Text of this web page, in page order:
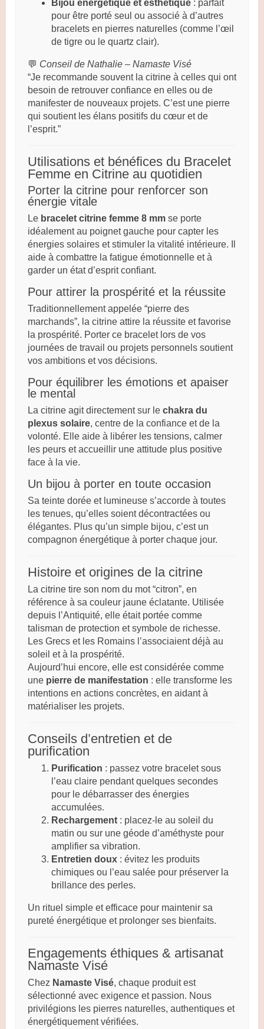
Bijou énergétique et esthétique : parfait
pour être porté seul ou associé à d’autres
bracelets en pierres naturelles (comme l’œil
de tigre ou le quartz clair).
💬 Conseil de Nathalie – Namaste Visé
“Je recommande souvent la citrine à celles qui ont
besoin de retrouver confiance en elles ou de
manifester de nouveaux projets. C’est une pierre
qui soutient les élans positifs du cœur et de
l’esprit.”
Utilisations et bénéfices du Bracelet
Femme en Citrine au quotidien
Porter la citrine pour renforcer son
énergie vitale
Le bracelet citrine femme 8 mm se porte
idéalement au poignet gauche pour capter les
énergies solaires et stimuler la vitalité intérieure. Il
aide à combattre la fatigue émotionnelle et à
garder un état d’esprit confiant.
Pour attirer la prospérité et la réussite
Traditionnellement appelée “pierre des
marchands”, la citrine attire la réussite et favorise
la prospérité. Porter ce bracelet lors de vos
journées de travail ou projets personnels soutient
vos ambitions et vos décisions.
Pour équilibrer les émotions et apaiser
le mental
La citrine agit directement sur le chakra du
plexus solaire, centre de la confiance et de la
volonté. Elle aide à libérer les tensions, calmer
les peurs et accueillir une attitude plus positive
face à la vie.
Un bijou à porter en toute occasion
Sa teinte dorée et lumineuse s’accorde à toutes
les tenues, qu’elles soient décontractées ou
élégantes. Plus qu’un simple bijou, c’est un
compagnon énergétique à porter chaque jour.
Histoire et origines de la citrine
La citrine tire son nom du mot “citron”, en
référence à sa couleur jaune éclatante. Utilisée
depuis l’Antiquité, elle était portée comme
talisman de protection et symbole de richesse.
Les Grecs et les Romains l’associaient déjà au
soleil et à la prospérité.
Aujourd’hui encore, elle est considérée comme
une pierre de manifestation : elle transforme les
intentions en actions concrètes, en aidant à
matérialiser les projets.
Conseils d’entretien et de
purification
Purification : passez votre bracelet sous
l’eau claire pendant quelques secondes
pour le débarrasser des énergies
accumulées.
Rechargement : placez-le au soleil du
matin ou sur une géode d’améthyste pour
amplifier sa vibration.
Entretien doux : évitez les produits
chimiques ou l’eau salée pour préserver la
brillance des perles.
Un rituel simple et efficace pour maintenir sa
pureté énergétique et prolonger ses bienfaits.
Engagements éthiques & artisanat
Namaste Visé
Chez Namaste Visé, chaque produit est
sélectionné avec exigence et passion. Nous
privilégions les pierres naturelles, authentiques et
énergétiquement vérifiées.